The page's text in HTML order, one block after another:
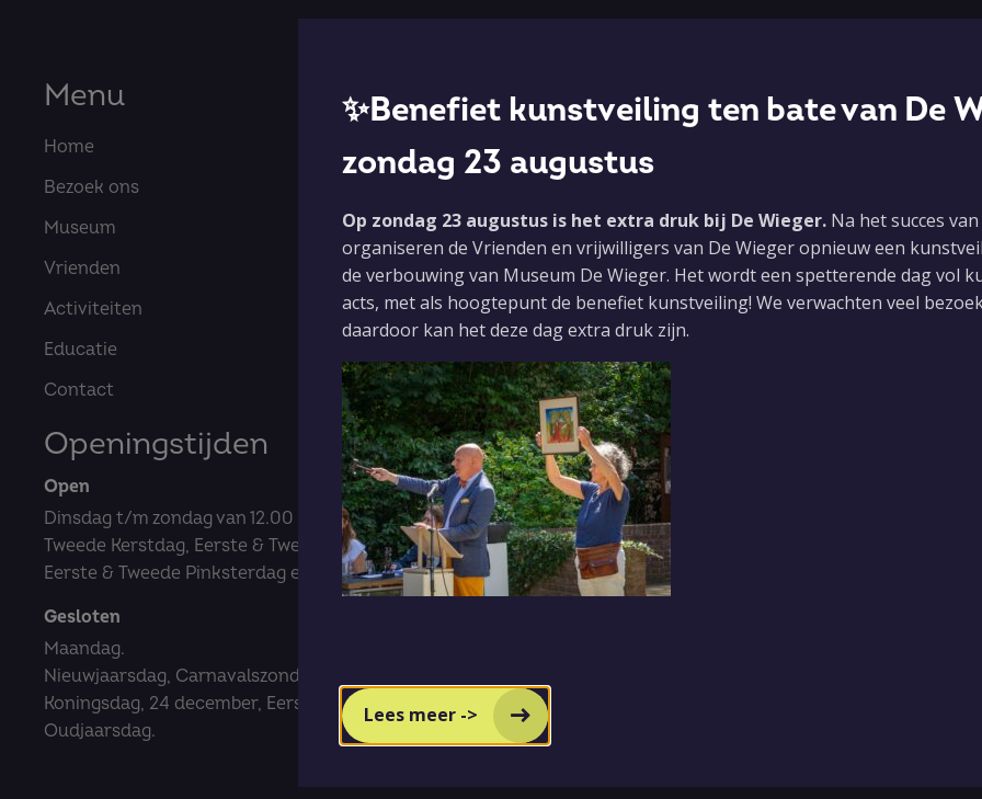
Menu
Home
Bezoek ons
Museum
Vrienden
Activiteiten
Educatie
Contact
0493 32 29 30
info@dewieger.nl
Openingstijden
Open
Dinsdag t/m zondag van 12.00 tot 17.00 uur.
Tweede Kerstdag, Eerste & Tweede Paasdag,
Eerste & Tweede Pinksterdag en Hemelvaartsdag.
Gesloten
Maandag.
Nieuwjaarsdag, Carnavalszondag- en dinsdag,
Koningsdag, 24 december, Eerste Kerstdag,
Oudjaarsdag.
✨Benefiet kunstveiling ten bate van De
zondag 23 augustus
Op zondag 23 augustus is het extra druk bij De Wieger. Na het succes
organiseren de Vrienden en vrijwilligers van De Wieger opnieuw een
de verbouwing van Museum De Wieger. Het wordt een spetterende dag vol
acts, met als hoogtepunt de benefiet kunstveiling! We verwachten veel
daardoor kan het deze dag extra druk zijn.
Lees meer ->